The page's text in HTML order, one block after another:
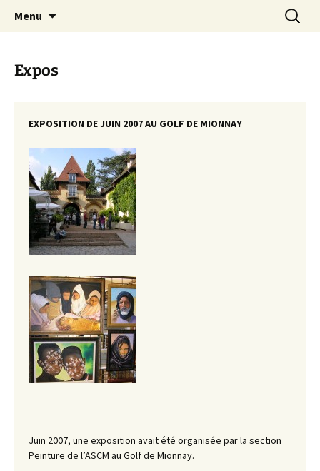
ASCM Peinture
Association sportive et culturelle de Mionnay
Menu
Expos
EXPOSITION DE JUIN 2007 AU GOLF DE MIONNAY
Juin 2007, une exposition avait été organisée par la section
Peinture de l’ASCM au Golf de Mionnay.